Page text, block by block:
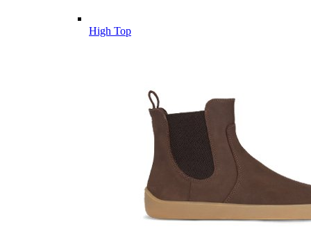
High Top